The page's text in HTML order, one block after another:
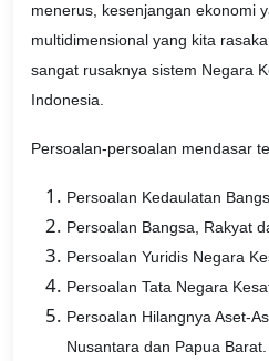
menerus, kesenjangan ekonomi
multidimensional yang kita
sangat rusaknya sistem Negara
Indonesia.
Persoalan-persoalan mendasar
Persoalan Kedaulatan
Persoalan Bangsa, Rakyat
Persoalan Yuridis Negara
Persoalan Tata Negara
Persoalan Hilangnya Aset-
Nusantara dan Papua Barat.